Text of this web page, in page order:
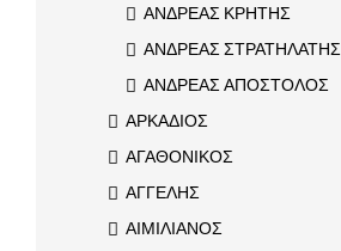
ΑΝΔΡΕΑΣ ΚΡΗΤΗΣ
ΑΝΔΡΕΑΣ ΣΤΡΑΤΗΛΑΤΗΣ
ΑΝΔΡΕΑΣ ΑΠΟΣΤΟΛΟΣ
ΑΡΚΑΔΙΟΣ
ΑΓΑΘΟΝΙΚΟΣ
ΑΓΓΕΛΗΣ
ΑΙΜΙΛΙΑΝΟΣ